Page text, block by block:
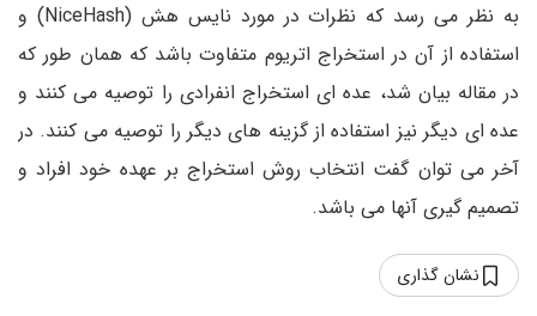
به نظر می رسد که نظرات در مورد نایس هش (NiceHash) و
استفاده از آن در استخراج اتریوم متفاوت باشد که همان طور که
در مقاله بیان شد، عده ای استخراج انفرادی را توصیه می کنند و
عده ای دیگر نیز استفاده از گزینه های دیگر را توصیه می کنند. در
آخر می توان گفت انتخاب روش استخراج بر عهده خود افراد و
تصمیم گیری آنها می باشد.
نشان گذاری